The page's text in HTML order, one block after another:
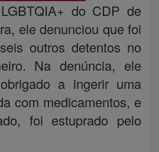
do CDP de
ele denunciou que foi
outros detentos no
Na denúncia, ele
a ingerir uma
com medicamentos, e
foi estuprado pelo